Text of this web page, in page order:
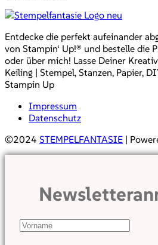
Entdecke die perfekt aufeinander
von Stampin‘ Up!® und bestelle die
oder über mich! Lasse Deiner
Keiling | Stempel, Stanzen, Papier,
Stampin Up
Impressum
Datenschutz
©2024 STEMPELFANTASIE |